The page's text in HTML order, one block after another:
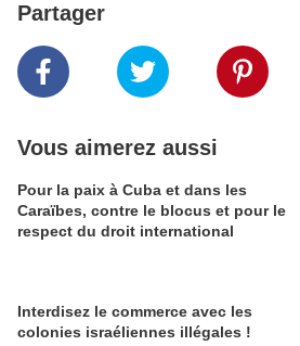
Partager
Vous aimerez aussi
Pour la paix à Cuba et dans les
Caraïbes, contre le blocus et pour le
respect du droit international
Interdisez le commerce avec les
colonies israéliennes illégales !